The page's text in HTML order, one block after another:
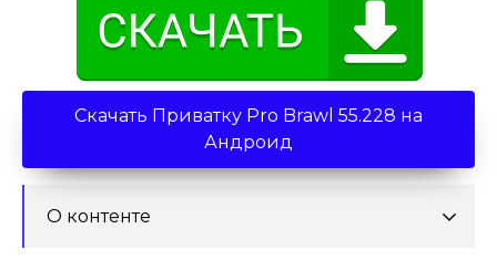
Скачать Приватку Pro Brawl 55.228 на
Андроид
О контенте